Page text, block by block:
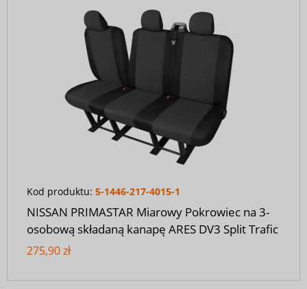
Kod produktu: 5-1446-217-4015-1
NISSAN PRIMASTAR Miarowy Pokrowiec na 3-
osobową składaną kanapę ARES DV3 Split Trafic
275,90 zł